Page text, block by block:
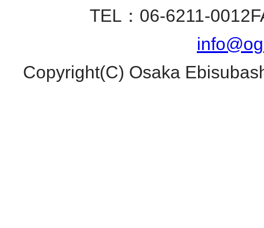
TEL：06-6211-0012
Copyright(C) Osaka